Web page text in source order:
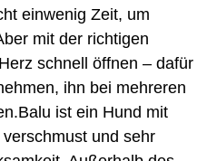
einwenig Zeit, um
mit der richtigen
schnell öffnen – dafür
ihn bei mehreren
ist ein Hund mit
und sehr